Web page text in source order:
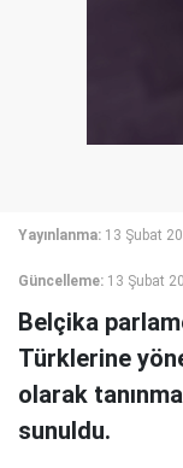
Yayınlanma: 13 Şubat
Güncelleme: 13 Şubat
Belçika
Türklerine
olarak
sunuldu.